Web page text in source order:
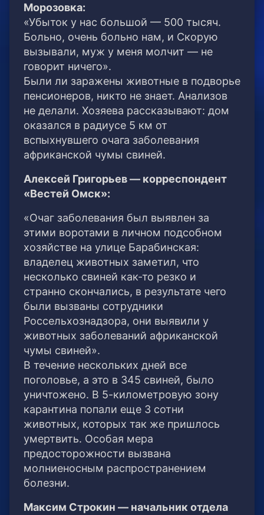
Морозовка:
«Убыток у нас большой — 500 тысяч.
Больно, очень больно нам, и Скорую
вызывали, муж у меня молчит — не
говорит ничего».
Были ли заражены животные в подворье
пенсионеров, никто не знает. Анализов
не делали. Хозяева рассказывают: дом
оказался в радиусе 5 км от
вспыхнувшего очага заболевания
африканской чумы свиней.
Алексей Григорьев — корреспондент
«Вестей Омск»:
«Очаг заболевания был выявлен за
этими воротами в личном подсобном
хозяйстве на улице Барабинская:
владелец животных заметил, что
несколько свиней как-то резко и
странно скончались, в результате чего
были вызваны сотрудники
Россельхознадзора, они выявили у
животных заболеваний африканской
чумы свиней».
В течение нескольких дней все
поголовье, а это в 345 свиней, было
уничтожено. В 5-километровую зону
карантина попали еще 3 сотни
животных, которых так же пришлось
умертвить. Особая мера
предосторожности вызвана
молниеносным распространением
болезни.
Максим Строкин — начальник отдела